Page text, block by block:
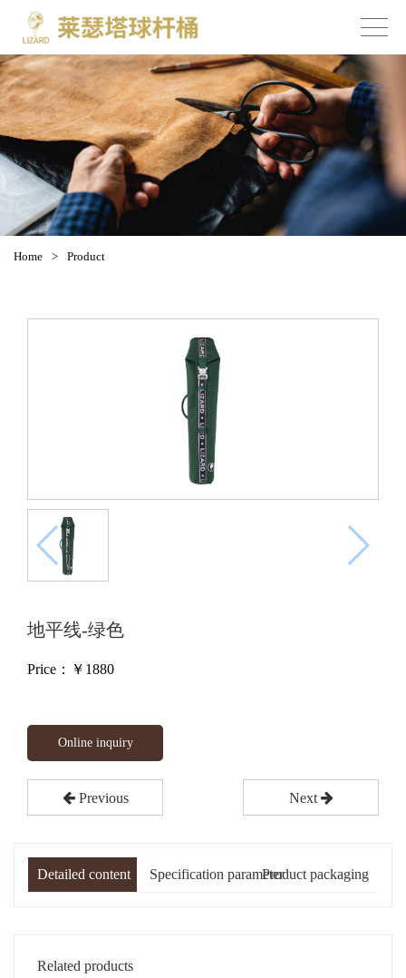
Home > Product
地平线-绿色
Price：￥ 1880
Online inquiry
Previous Next
Detailed content Specification parameterProduct packaging
Related products